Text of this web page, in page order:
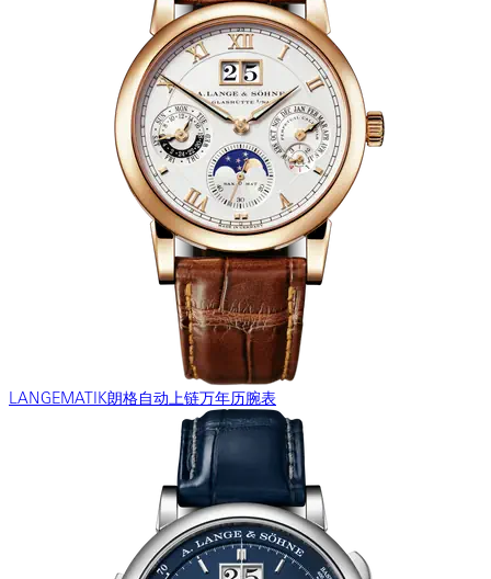
LANGEMATIK朗格自动上链万年历腕表